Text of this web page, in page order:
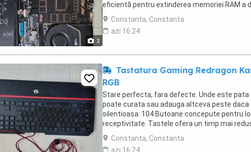
2
eficientă pentru extinderea memoriei RAM a
in blister. In magazin sunt ...
Constanta, Constanta
azi 16:24
Tastatura Gaming Redragon
RGB
Stare perfecta, fara defecte. Unde este pata
poate curata sau adauga altceva peste
silentioasa: 104 Butoane concepute pentru
receptivitate. Tastele ofera un timp mai
necesita mai putina munca pentru ...
Constanta, Constanta
azi 16:24